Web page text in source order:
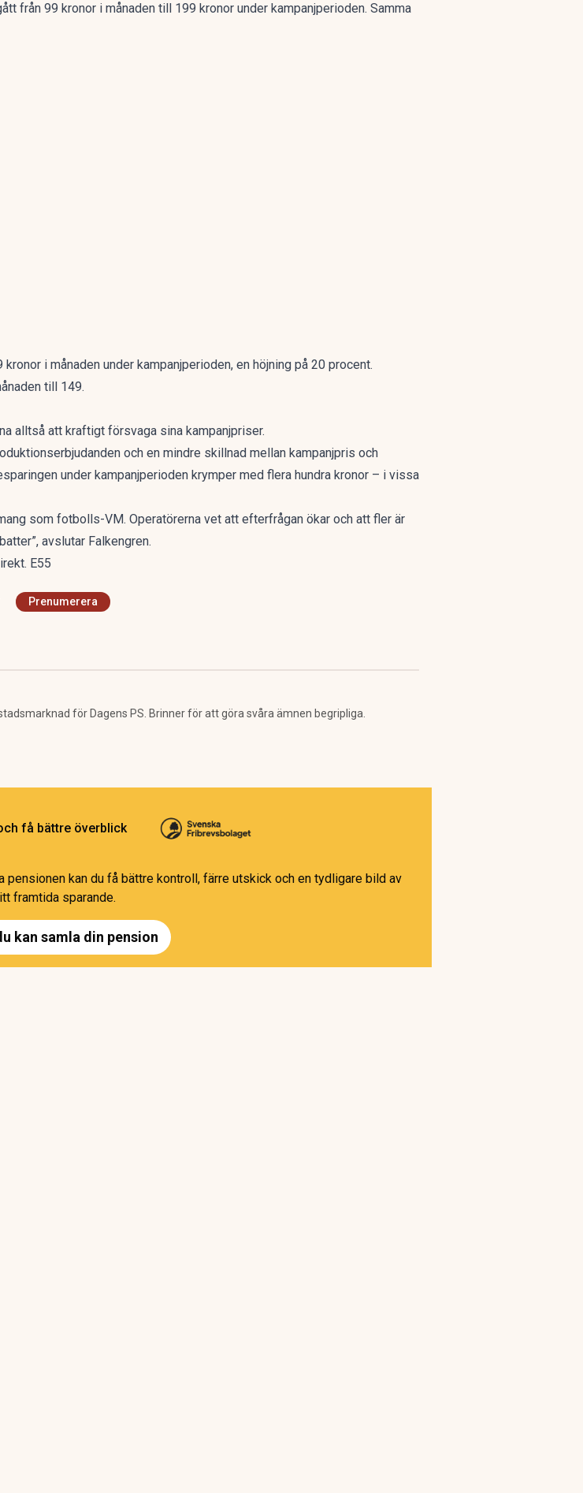
från 99 kronor i månaden till 199 kronor under kampanjperioden. Samma
i månaden under kampanjperioden, en höjning på 20 procent.
till 149.
alltså att kraftigt försvaga sina kampanjpriser.
och en mindre skillnad mellan kampanjpris och
under kampanjperioden krymper med flera hundra kronor – i vissa
som fotbolls-VM. Operatörerna vet att efterfrågan ökar och att fler är
avslutar Falkengren.
E55
Prenumerera
för Dagens PS. Brinner för att göra svåra ämnen begripliga.
få bättre överblick
pensionen kan du få bättre kontroll, färre utskick och en tydligare bild av
framtida sparande.
kan samla din pension